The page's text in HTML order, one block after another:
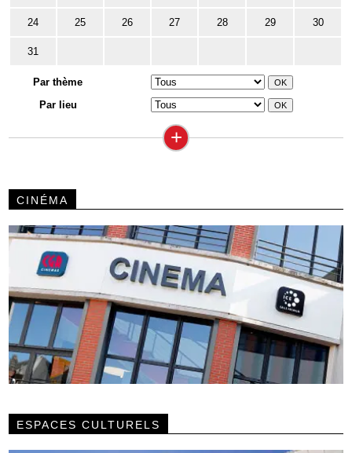
24 25 26 27 28 29 30
31
Par thème
Par lieu
+
CINÉMA
ESPACES CULTURELS